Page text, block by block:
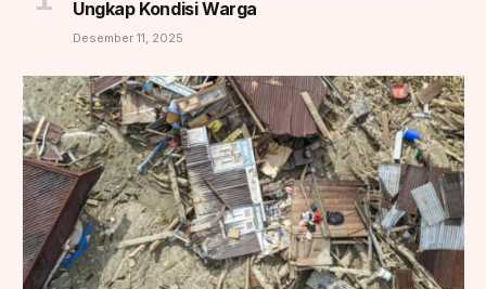
Ungkap Kondisi Warga
Desember 11, 2025